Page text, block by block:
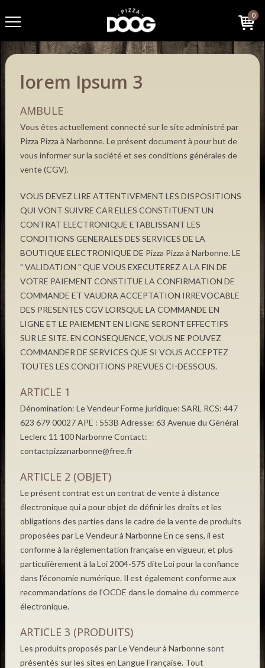
0
lorem Ipsum 3
AMBULE
Vous êtes actuellement connecté sur le site administré par
Pizza Pizza à Narbonne. Le présent document à pour but de
vous informer sur la société et ses conditions générales de
vente (CGV).
VOUS DEVEZ LIRE ATTENTIVEMENT LES DISPOSITIONS
QUI VONT SUIVRE CAR ELLES CONSTITUENT UN
CONTRAT ELECTRONIQUE ETABLISSANT LES
CONDITIONS GENERALES DES SERVICES DE LA
BOUTIQUE ELECTRONIQUE DE Pizza Pizza à Narbonne. LE
" VALIDATION " QUE VOUS EXECUTEREZ A LA FIN DE
VOTRE PAIEMENT CONSTITUE LA CONFIRMATION DE
COMMANDE ET VAUDRA ACCEPTATION IRREVOCABLE
DES PRESENTES CGV LORSQUE LA COMMANDE EN
LIGNE ET LE PAIEMENT EN LIGNE SERONT EFFECTIFS
SUR LE SITE. EN CONSEQUENCE, VOUS NE POUVEZ
COMMANDER DE SERVICES QUE SI VOUS ACCEPTEZ
TOUTES LES CONDITIONS PREVUES CI-DESSOUS.
ARTICLE 1
Dénomination: Le Vendeur Forme juridique: SARL RCS: 447
623 679 00027 APE : 553B Adresse: 63 Avenue du Général
Leclerc 11 100 Narbonne Contact:
contactpizzanarbonne@free.fr
ARTICLE 2 (OBJET)
Le présent contrat est un contrat de vente à distance
électronique qui a pour objet de définir les droits et les
obligations des parties dans le cadre de la vente de produits
proposées par Le Vendeur à Narbonne En ce sens, il est
conforme à la réglementation française en vigueur, et plus
particulièrement à la Loi 2004-575 dite Loi pour la confiance
dans l’économie numérique. Il est également conforme aux
recommandations de l’OCDE dans le domaine du commerce
électronique.
ARTICLE 3 (PRODUITS)
Les produits proposés par Le Vendeur à Narbonne sont
présentés sur les sites en Langue Française. Tout